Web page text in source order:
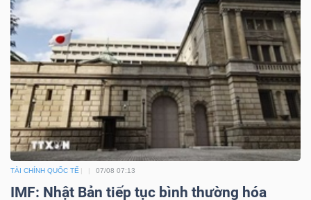
TÀI CHÍNH QUỐC TẾ 07/08 07:13
IMF: Nhật Bản tiếp tục bình thường hóa
CÔNG
NGHIỆP
TIÊU
DÙNG
KHÔNG
THIẾT